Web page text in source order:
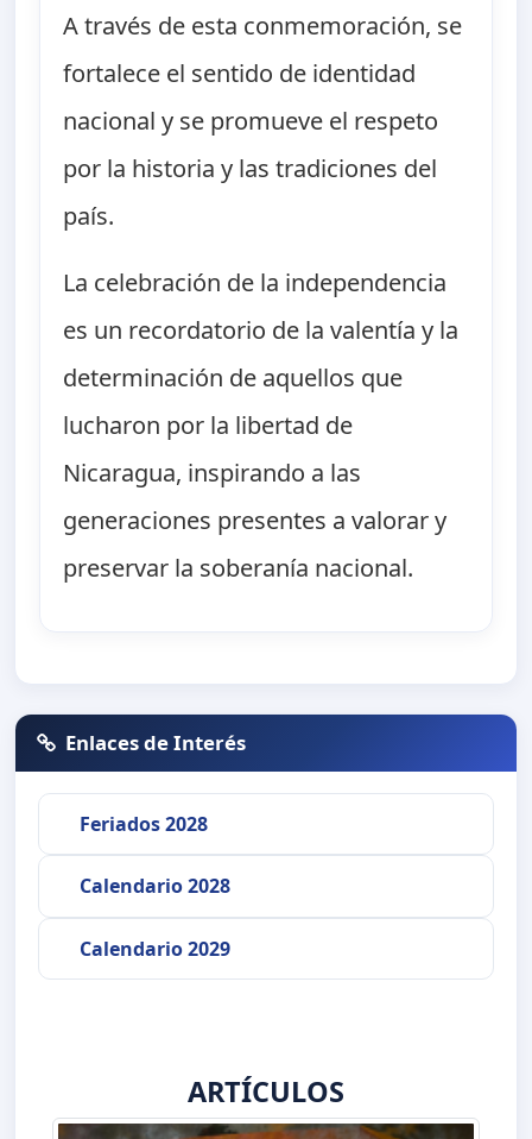
A través de esta conmemoración, se
fortalece el sentido de identidad
nacional y se promueve el respeto
por la historia y las tradiciones del
país.
La celebración de la independencia
es un recordatorio de la valentía y la
determinación de aquellos que
lucharon por la libertad de
Nicaragua, inspirando a las
generaciones presentes a valorar y
preservar la soberanía nacional.
Enlaces de Interés
Feriados 2028
Calendario 2028
Calendario 2029
ARTÍCULOS